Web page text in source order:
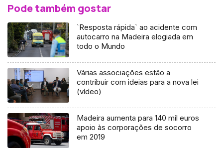
Pode também gostar
`Resposta rápida` ao acidente com
autocarro na Madeira elogiada em
todo o Mundo
Várias associações estão a
contribuir com ideias para a nova lei
(vídeo)
Madeira aumenta para 140 mil euros
apoio às corporações de socorro
em 2019